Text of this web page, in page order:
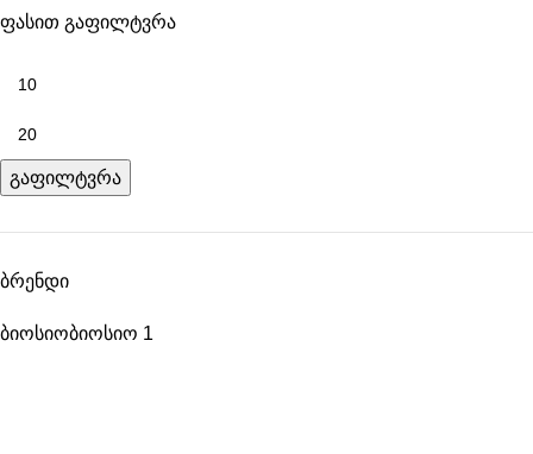
ფასით გაფილტვრა
გაფილტვრა
ბრენდი
ბიოსიობიოსიო 1